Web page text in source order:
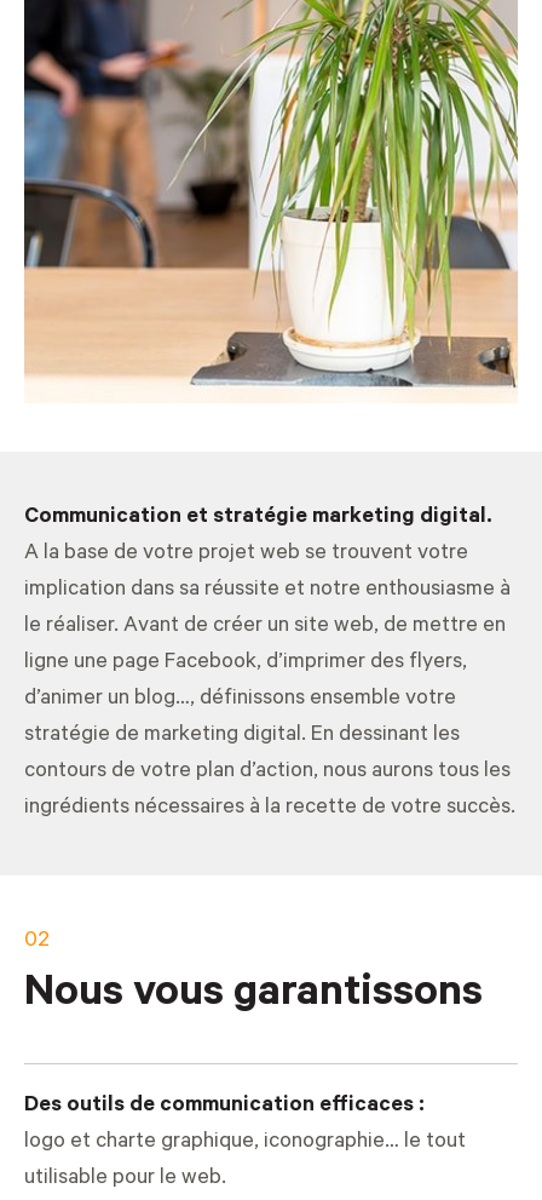
Communication et stratégie marketing digital.
A la base de votre projet web se trouvent votre
implication dans sa réussite et notre enthousiasme à
le réaliser. Avant de créer un site web, de mettre en
ligne une page Facebook, d’imprimer des flyers,
d’animer un blog…, définissons ensemble votre
stratégie de marketing digital. En dessinant les
contours de votre plan d’action, nous aurons tous les
ingrédients nécessaires à la recette de votre succès.
02
Nous vous garantissons
Des outils de communication efficaces :
logo et charte graphique, iconographie… le tout
utilisable pour le web.